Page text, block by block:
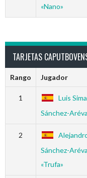
«Nano»
TARJETAS
Rango Jugador
1
Luis
Sánchez-
2
Sánchez-
«Trufa»